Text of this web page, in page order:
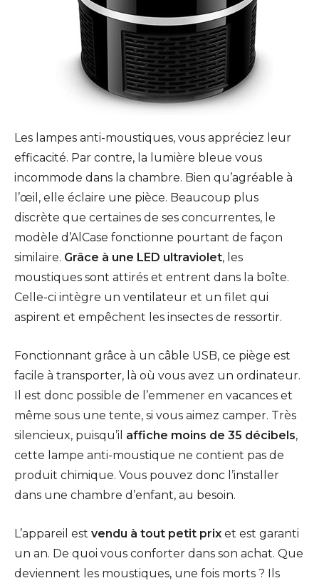
Les lampes anti-moustiques, vous appréciez leur
efficacité. Par contre, la lumière bleue vous
incommode dans la chambre. Bien qu’agréable à
l’œil, elle éclaire une pièce. Beaucoup plus
discrète que certaines de ses concurrentes, le
modèle d’AlCase fonctionne pourtant de façon
similaire. Grâce à une LED ultraviolet, les
moustiques sont attirés et entrent dans la boîte.
Celle-ci intègre un ventilateur et un filet qui
aspirent et empêchent les insectes de ressortir.
Fonctionnant grâce à un câble USB, ce piège est
facile à transporter, là où vous avez un ordinateur.
Il est donc possible de l’emmener en vacances et
même sous une tente, si vous aimez camper. Très
silencieux, puisqu’il affiche moins de 35 décibels,
cette lampe anti-moustique ne contient pas de
produit chimique. Vous pouvez donc l’installer
dans une chambre d’enfant, au besoin.
L’appareil est vendu à tout petit prix et est garanti
un an. De quoi vous conforter dans son achat. Que
deviennent les moustiques, une fois morts ? Ils